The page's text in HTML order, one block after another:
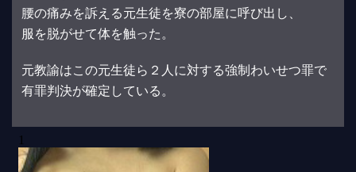
腰の痛みを訴える元生徒を寮の部屋に呼び出し、
服を脱がせて体を触った。
元教諭はこの元生徒ら２人に対する強制わいせつ罪で
有罪判決が確定している。